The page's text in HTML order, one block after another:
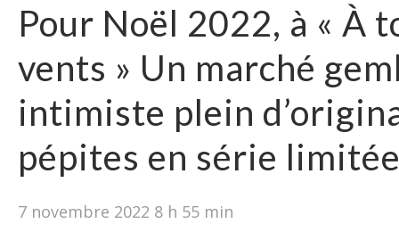
Pour Noël 2022, à « À
vents » Un marché
intimiste plein
pépites en série
7 novembre 2022 8 h 55 min